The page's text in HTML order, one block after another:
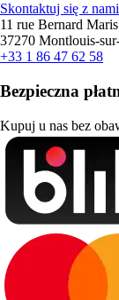
Skontaktuj się z nami
11 rue Bernard Maris
37270 Montlouis-
+33 1 86 47 62 58
Bezpieczna
Kupuj u nas bez